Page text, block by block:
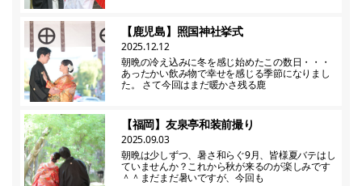
【鹿児島】照国神社挙式
2025.12.12
朝晩の冷え込みに冬を感じ始めたこの数日・・・
あったかい飲み物で幸せを感じる季節になりまし
た。 さて今回はまだ暖かさ残る鹿
【福岡】友泉亭和装前撮り
2025.09.03
朝晩は少しずつ、暑さ和らぐ9月、皆様夏バテはし
ていませんか？これから秋が来るのが楽しみです
＾＾まだまだ暑いですが、今回も